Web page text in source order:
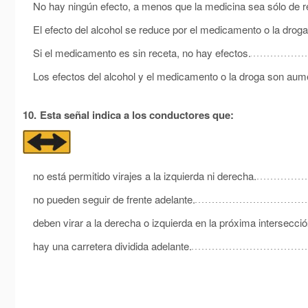
No hay ningún efecto, a menos que la medicina sea sólo de
El efecto del alcohol se reduce por el medicamento o la
Si el medicamento es sin receta, no hay efectos.
Los efectos del alcohol y el medicamento o la droga son
10. Esta señal indica a los conductores que:
no está permitido virajes a la izquierda ni derecha.
no pueden seguir de frente adelante.
deben virar a la derecha o izquierda en la próxima
hay una carretera dividida adelante.